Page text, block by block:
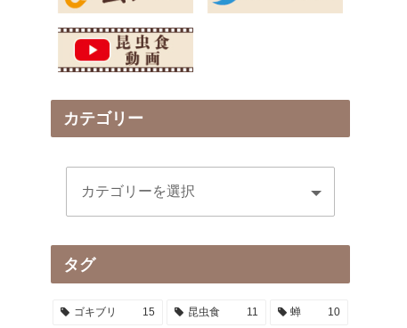
カテゴリー
タグ
ゴキブリ 15 昆虫食 11 蝉 10